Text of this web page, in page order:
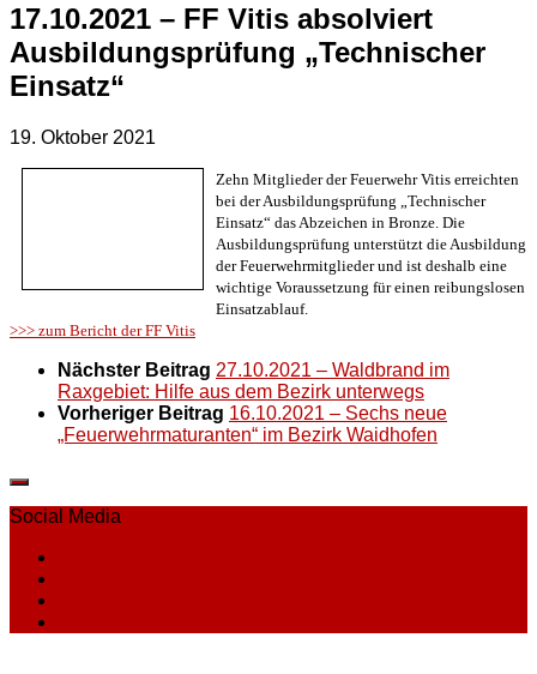
17.10.2021 – FF Vitis absolviert
Ausbildungsprüfung „Technischer
Einsatz“
19. Oktober 2021
Zehn Mitglieder der Feuerwehr Vitis erreichten
bei der Ausbildungsprüfung „Technischer
Einsatz“ das Abzeichen in Bronze. Die
Ausbildungsprüfung unterstützt die Ausbildung
der Feuerwehrmitglieder und ist deshalb eine
wichtige Voraussetzung für einen reibungslosen
Einsatzablauf.
>>> zum Bericht der FF Vitis
Nächster Beitrag 27.10.2021 – Waldbrand im
Raxgebiet: Hilfe aus dem Bezirk unterwegs
Vorheriger Beitrag 16.10.2021 – Sechs neue
„Feuerwehrmaturanten“ im Bezirk Waidhofen
Social Media